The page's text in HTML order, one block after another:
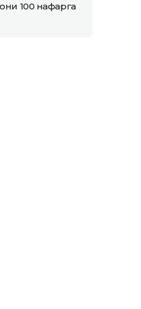
100 нафарга